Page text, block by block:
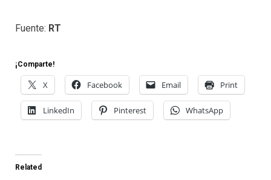
Fuente: RT
¡Comparte!
X Facebook Email Print
LinkedIn Pinterest WhatsApp
Related